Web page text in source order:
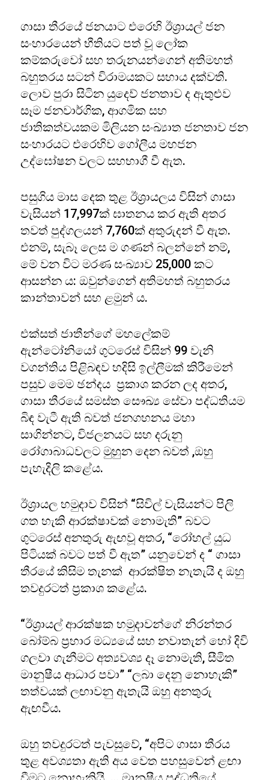
ගාසා තීරයේ ජනයාට එරෙහි ඊශ්‍රායල් ජන
සංහාරයෙන් භීතියට පත් වූ ලෝක
කම්කරුවෝ සහ තරුනයන්ගෙන් අතිමහත්
බහුතරය සටන් විරාමයකට සහාය දක්වති.
ලොව පුරා සිටින යුදෙව් ජනතාව ද ඇතුළුව
සෑම ජනවාර්ගික, ආගමික සහ
ජාතිකත්වයකම මිලියන සංඛ්‍යාත ජනතාව ජන
සංහාරයට එරෙහිව ගෝලීය මහජන
උද්ඝෝෂන වලට සහභාගී වී ඇත.
පසුගිය මාස දෙක තුළ ඊශ්‍රායලය විසින් ගාසා
වැසියන් 17,997ක් ඝාතනය කර ඇති අතර
තවත් පුද්ගලයන් 7,760ක් අතුරුදන් වී ඇත.
එනම්, සැබෑ ලෙස ම ගණන් බලන්නේ නම්,
මේ වන විට මරණ සංඛ්‍යාව 25,000 කට
ආසන්න ය: ඔවුන්ගෙන් අතිමහත් බහුතරය
කාන්තාවන් සහ ළමුන් ය.
එක්සත් ජාතීන්ගේ මහලේකම්
ඇන්ටෝනියෝ ගුටරෙස් විසින් 99 වැනි
වගන්තිය පිළිබඳව හදිසි ඉල්ලීමක් කිරීමෙන්
පසුව මෙම ඡන්දය ප්‍රකාශ කරන ලද අතර,
ගාසා තීරයේ සමස්ත සෞඛ්‍ය සේවා පද්ධතියම
බිඳ වැටී ඇති බවත් ජනගහනය මහා
සාගින්නට, විජලනයට සහ දරුනු
රෝගාබාධවලට මුහුන දෙන බවත් ,ඔහු
පැහැදිලි කළේය.
ඊශ්‍රායල හමුදාව විසින් “සිවිල් වැසියන්ට පිලි
ගත හැකි ආරක්ෂාවක් නොමැති” බවට
ගුටරෙස් අනතුරු ඇඟවූ අතර, “රෝහල් යුධ
පිටියක් බවට පත් වී ඇත” යනුවෙන් ද “ ගාසා
තීරයේ කිසිම තැනක් ආරක්ෂිත නැතැයි ද ඔහු
තවදුරටත් ප්‍රකාශ කළේය.
“ඊශ්‍රායල් ආරක්ෂක හමුදාවන්ගේ නිරන්තර
බෝම්බ ප්‍රහාර මධ්‍යයේ සහ නවාතැන් හෝ දිවි
ගලවා ගැනීමට අත්‍යවශ්‍ය දෑ නොමැති, සීමිත
මානුෂීය ආධාර පවා” “ලබා දෙනු නොහැකි”
තත්වයක් ලඟාවනු ඇතැයි ඔහු අනතුරු
ඇඟවීය.
ඔහු තවදුරටත් පැවසුවේ, “අපිට ගාසා තීරය
තුළ අවශ්‍යතා ඇති අය වෙත පහසුවෙන් ළඟා